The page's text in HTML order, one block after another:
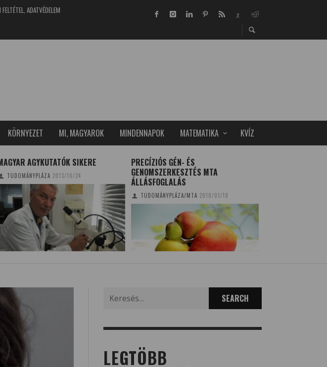
ADATVÉDELEM
KÖRNYEZET MI, MAGYAROK MINDENNAPOK MATEMATIKA KVÍZ
AGYKUTATÓK SIKERE
TUDOMÁNYPLÁZA 2013/10/24
PRECÍZIÓS GÉN- ÉS
GENOMSZERKESZTÉS MTA
ÁLLÁSFOGLALÁS
TUDOMÁNYPLÁZA/MTA 2018/01/18
for:
LEGTÖBB